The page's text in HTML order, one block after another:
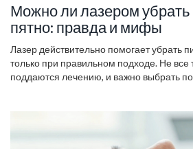
Можно ли лазером убрать
пятно: правда и мифы
Лазер действительно помогает убрать
только при правильном подходе. Не все
поддаются лечению, и важно выбрать